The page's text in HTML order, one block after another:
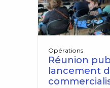
Réunion
lancement
Opérations